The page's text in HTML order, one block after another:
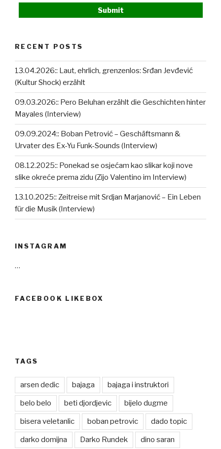
RECENT POSTS
13.04.2026:: Laut, ehrlich, grenzenlos: Srđan Jevđević
(Kultur Shock) erzählt
09.03.2026:: Pero Beluhan erzählt die Geschichten hinter
Mayales (Interview)
09.09.2024:: Boban Petrović – Geschäftsmann &
Urvater des Ex-Yu Funk-Sounds (Interview)
08.12.2025:: Ponekad se osjećam kao slikar koji nove
slike okreće prema zidu (Zijo Valentino im Interview)
13.10.2025:: Zeitreise mit Srdjan Marjanović – Ein Leben
für die Musik (Interview)
INSTAGRAM
…
FACEBOOK LIKEBOX
TAGS
arsen dedic bajaga bajaga i instruktori
belo belo beti djordjevic bijelo dugme
bisera veletanlic boban petrovic dado topic
darko domijna Darko Rundek dino saran